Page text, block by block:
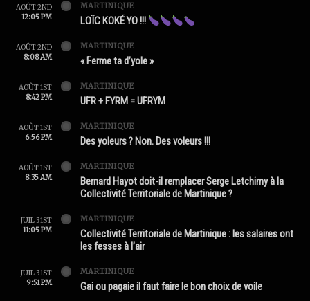
AOÛT 2ND
12:05 PM
MARTINIQUE
LOÏC KOKÉ YO !!!
AOÛT 2ND
8:08 AM
MARTINIQUE
« Ferme ta d’yole »
AOÛT 1ST
8:42 PM
MARTINIQUE
UFR + FYRM = UFRYM
AOÛT 1ST
6:56 PM
MARTINIQUE
Des yoleurs ? Non. Des voleurs !!!
AOÛT 1ST
8:35 AM
MARTINIQUE
Bernard Hayot doit-il remplacer Serge Letchimy à la
Collectivité Territoriale de Martinique ?
JUIL 31ST
11:05 PM
MARTINIQUE
Collectivité Territoriale de Martinique : les salaires ont
les fesses à l’air
JUIL 31ST
9:51 PM
MARTINIQUE
Gai ou pagaie il faut faire le bon choix de voile